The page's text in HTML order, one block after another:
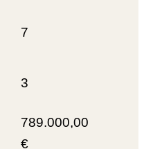
7
3
789.000,00
€